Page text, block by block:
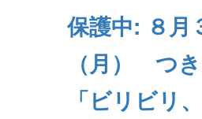
保護中: ８月
（月） つ
「ビリビリ